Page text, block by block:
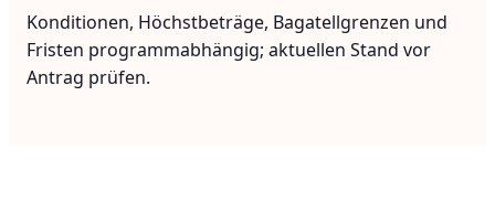
Konditionen, Höchstbeträge, Bagatellgrenzen und
Fristen programmabhängig; aktuellen Stand vor
Antrag prüfen.